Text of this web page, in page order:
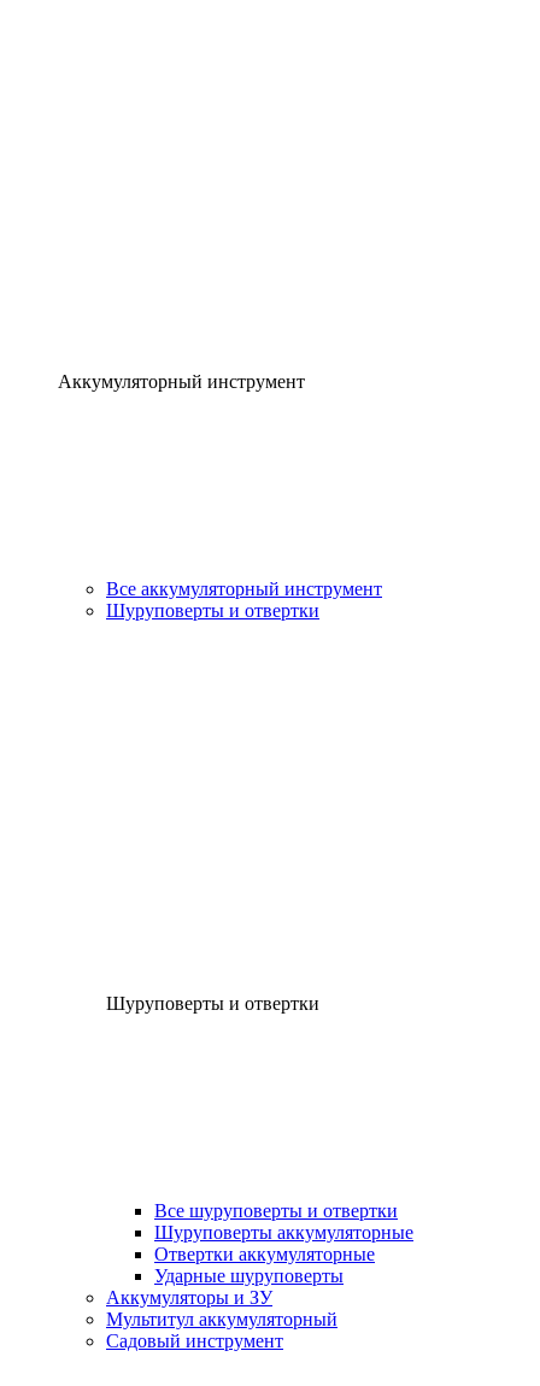
Аккумуляторный инструмент
Все аккумуляторный инструмент
Шуруповерты и отвертки
Шуруповерты и отвертки
Все шуруповерты и отвертки
Шуруповерты аккумуляторные
Отвертки аккумуляторные
Ударные шуруповерты
Аккумуляторы и ЗУ
Мультитул аккумуляторный
Садовый инструмент